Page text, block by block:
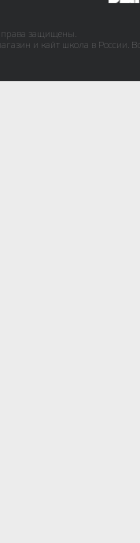
защищены.
и кайт школа в России.